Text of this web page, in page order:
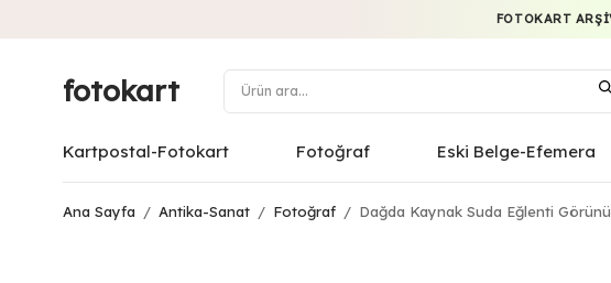
FOTOKART
fotokart
Kartpostal-Fotokart Fotoğraf Eski Belge-Efemera
Ana Sayfa / Antika-Sanat / Fotoğraf / Dağda Kaynak Suda Eğlenti